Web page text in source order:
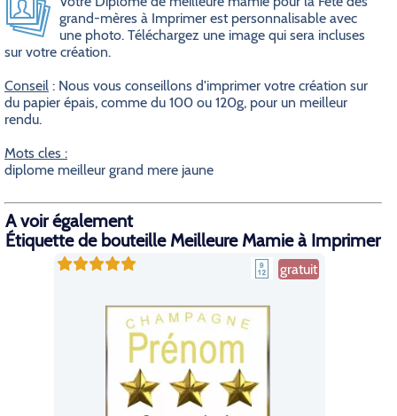
grand-mères à Imprimer est personnalisable avec
une photo. Téléchargez une image qui sera incluses
sur votre création.
Conseil : Nous vous conseillons d'imprimer votre création sur
du papier épais, comme du 100 ou 120g, pour un meilleur
rendu.
Mots cles :
diplome meilleur grand mere jaune
A voir également
Étiquette de bouteille Meilleure Mamie à Imprimer
gratuit